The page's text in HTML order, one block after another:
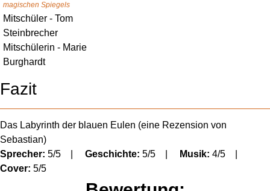
magischen Spiegels
Mitschüler - Tom
Steinbrecher
Mitschülerin - Marie
Burghardt
Fazit
Das Labyrinth der blauen Eulen (eine Rezension von
Sebastian)
Sprecher: 5/5 | Geschichte: 5/5 | Musik: 4/5 |
Cover: 5/5